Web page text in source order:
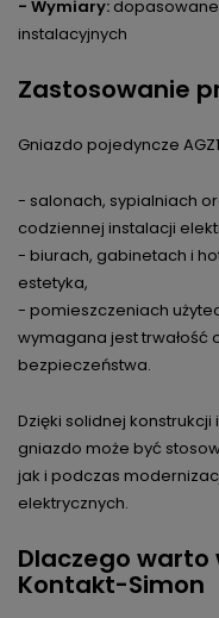
- Wymiary:
instalacyjnych
Zastosowanie
Gniazdo pojedyncze
- salonach, sypialniach
codziennej instalacji
- biurach, gabinetach i
estetyka,
- pomieszczeniach
wymagana jest trwałość
bezpieczeństwa.
Dzięki solidnej
gniazdo może być
jak i podczas
elektrycznych.
Dlaczego
Kontakt-Simon